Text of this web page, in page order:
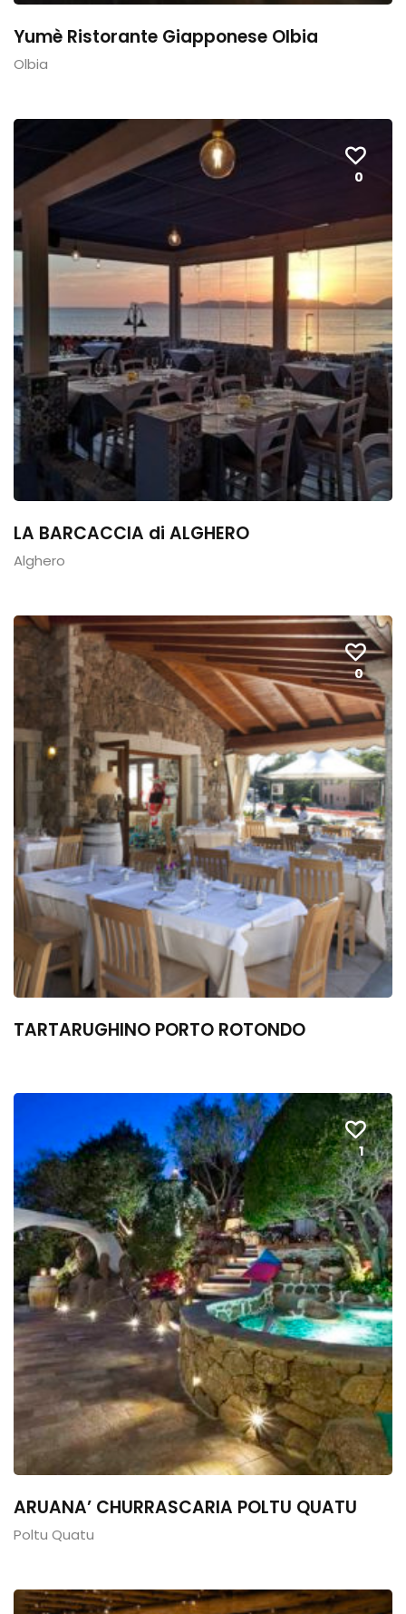
Yumè Ristorante Giapponese Olbia
Olbia
0
LA BARCACCIA di ALGHERO
Alghero
0
TARTARUGHINO PORTO ROTONDO
1
ARUANA’ CHURRASCARIA POLTU QUATU
Poltu Quatu